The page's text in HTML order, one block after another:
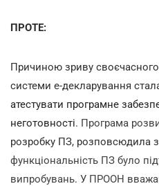
ПРОТЕ:
Причиною зриву
системи е-декларування
атестувати програмне
неготовності. Програма
розробку ПЗ, розповсюдила
функціональність ПЗ було
випробувань. У ПРООН